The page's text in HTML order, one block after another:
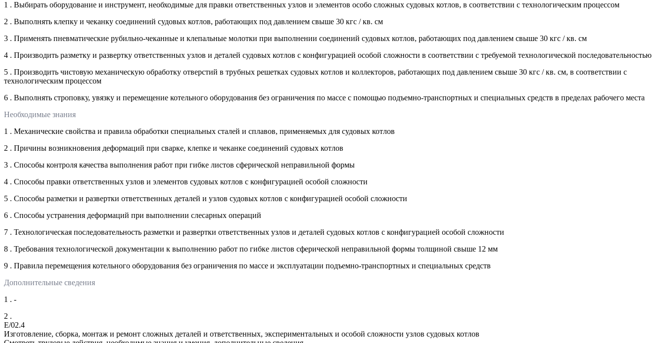
1 . Выбирать оборудование и инструмент, необходимые для правки ответственных узлов и элементов особо сложных судовых котлов, в соответствии с технологическим процессом
2 . Выполнять клепку и чеканку соединений судовых котлов, работающих под давлением свыше 30 кгс / кв. см
3 . Применять пневматические рубильно-чеканные и клепальные молотки при выполнении соединений судовых котлов, работающих под давлением свыше 30 кгс / кв. см
4 . Производить разметку и развертку ответственных узлов и деталей судовых котлов с конфигурацией особой сложности в соответствии с требуемой технологической последовательностью
5 . Производить чистовую механическую обработку отверстий в трубных решетках судовых котлов и коллекторов, работающих под давлением свыше 30 кгс / кв. см, в соответствии с
технологическим процессом
6 . Выполнять строповку, увязку и перемещение котельного оборудования без ограничения по массе с помощью подъемно-транспортных и специальных средств в пределах рабочего места
Необходимые знания
1 . Механические свойства и правила обработки специальных сталей и сплавов, применяемых для судовых котлов
2 . Причины возникновения деформаций при сварке, клепке и чеканке соединений судовых котлов
3 . Способы контроля качества выполнения работ при гибке листов сферической неправильной формы
4 . Способы правки ответственных узлов и элементов судовых котлов с конфигурацией особой сложности
5 . Способы разметки и развертки ответственных деталей и узлов судовых котлов с конфигурацией особой сложности
6 . Способы устранения деформаций при выполнении слесарных операций
7 . Технологическая последовательность разметки и развертки ответственных узлов и деталей судовых котлов с конфигурацией особой сложности
8 . Требования технологической документации к выполнению работ по гибке листов сферической неправильной формы толщиной свыше 12 мм
9 . Правила перемещения котельного оборудования без ограничения по массе и эксплуатации подъемно-транспортных и специальных средств
Дополнительные сведения
1 . -
2 .
E/02.4
Изготовление, сборка, монтаж и ремонт сложных деталей и ответственных, экспериментальных и особой сложности узлов судовых котлов